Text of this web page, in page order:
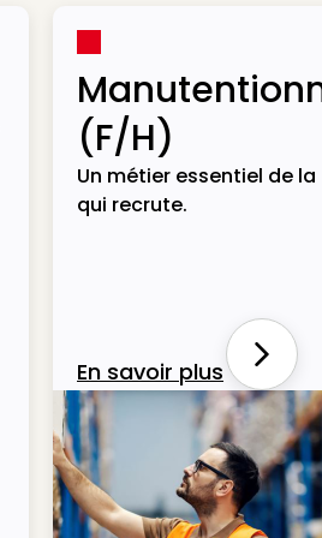
(F/H)
Un métier essentiel de
qui recrute.
En savoir plus Next